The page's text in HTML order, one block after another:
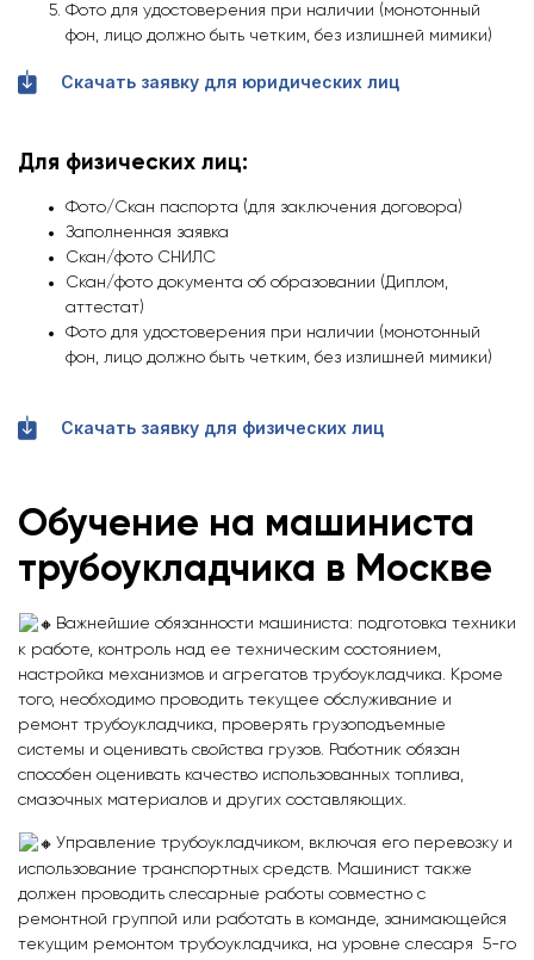
Фото для удостоверения при наличии (монотонный
фон, лицо должно быть четким, без излишней мимики)
Скачать заявку для юридических лиц
Для физических лиц:
Фото/Скан паспорта (для заключения договора)
Заполненная заявка
Скан/фото СНИЛС
Скан/фото документа об образовании (Диплом,
аттестат)
Фото для удостоверения при наличии (монотонный
фон, лицо должно быть четким, без излишней мимики)
Скачать заявку для физических лиц
Обучение на машиниста
трубоукладчика в Москве
Важнейшие обязанности машиниста: подготовка техники
к работе, контроль над ее техническим состоянием,
настройка механизмов и агрегатов трубоукладчика. Кроме
того, необходимо проводить текущее обслуживание и
ремонт трубоукладчика, проверять грузоподъемные
системы и оценивать свойства грузов. Работник обязан
способен оценивать качество использованных топлива,
смазочных материалов и других составляющих.
Управление трубоукладчиком, включая его перевозку и
использование транспортных средств. Машинист также
должен проводить слесарные работы совместно с
ремонтной группой или работать в команде, занимающейся
текущим ремонтом трубоукладчика, на уровне слесаря 5-го